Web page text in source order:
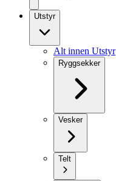
Utstyr
Alt innen Utstyr
Ryggsekker
Vesker
Telt